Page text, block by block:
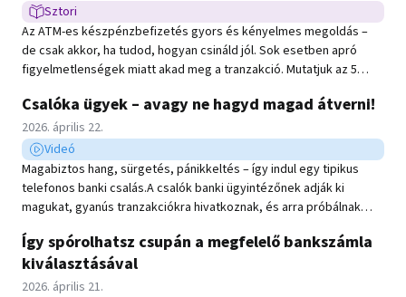
Sztori
Sztori típusú hír
Az ATM-es készpénzbefizetés gyors és kényelmes megoldás –
de csak akkor, ha tudod, hogyan csináld jól. Sok esetben apró
figyelmetlenségek miatt akad meg a tranzakció. Mutatjuk az 5
Csalóka ügyek – avagy ne hagyd magad átverni!
Közzétéve:
2026. április 22.
Videó
Videó típusú hír
Magabiztos hang, sürgetés, pánikkeltés – így indul egy tipikus
telefonos banki csalás.A csalók banki ügyintézőnek adják ki
magukat, gyanús tranzakciókra hivatkoznak, és arra próbálnak
megtudhatod, melyek azok a mondatok, amiknél azonnal
gyanakodni kell.
Így spórolhatsz csupán a megfelelő bankszámla
kiválasztásával
Közzétéve:
2026. április 21.